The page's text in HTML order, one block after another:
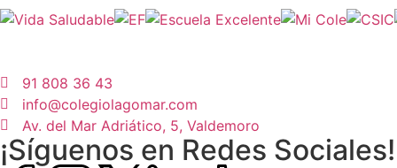
91 808 36 43
info@colegiolagomar.com
Av. del Mar Adriático, 5, Valdemoro
¡Síguenos en Redes Sociales!